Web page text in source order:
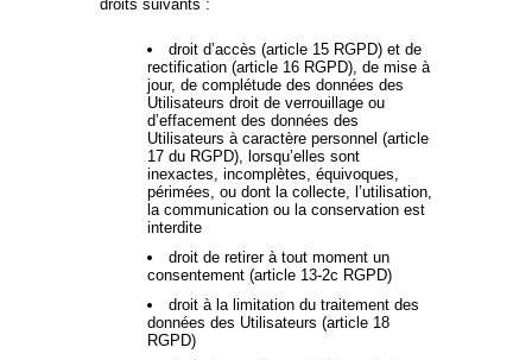
droits suivants :
droit d’accès (article 15 RGPD) et de
rectification (article 16 RGPD), de mise à
jour, de complétude des données des
Utilisateurs droit de verrouillage ou
d’effacement des données des
Utilisateurs à caractère personnel (article
17 du RGPD), lorsqu’elles sont
inexactes, incomplètes, équivoques,
périmées, ou dont la collecte, l’utilisation,
la communication ou la conservation est
interdite
droit de retirer à tout moment un
consentement (article 13-2c RGPD)
droit à la limitation du traitement des
données des Utilisateurs (article 18
RGPD)